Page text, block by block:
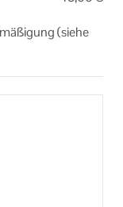
(siehe